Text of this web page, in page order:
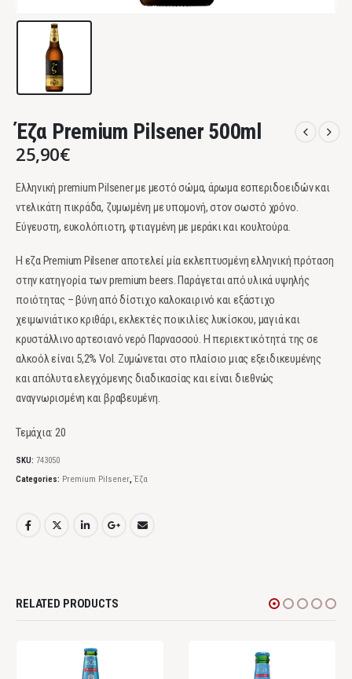
Έζα Premium Pilsener 500ml
25,90€
Ελληνική premium Pilsener με μεστό σώμα, άρωμα εσπεριδοειδών και
ντελικάτη πικράδα, ζυμωμένη με υπομονή, στον σωστό χρόνο.
Εύγευστη, ευκολόπιοτη, φτιαγμένη με μεράκι και κουλτούρα.
H εζα Premium Pilsener αποτελεί μία εκλεπτυσμένη ελληνική πρόταση
στην κατηγορία των premium beers. Παράγεται από υλικά υψηλής
ποιότητας – βύνη από δίστιχο καλοκαιρινό και εξάστιχο
χειμωνιάτικο κριθάρι, εκλεκτές ποικιλίες λυκίσκου, μαγιά και
κρυστάλλινο αρτεσιανό νερό Παρνασσού. Η περιεκτικότητά της σε
αλκοόλ είναι 5,2% Vol. Ζυμώνεται στο πλαίσιο μιας εξειδικευμένης
και απόλυτα ελεγχόμενης διαδικασίας και είναι διεθνώς
αναγνωρισμένη και βραβευμένη.
Τεμάχια: 20
SKU: 743050
Categories: Premium Pilsener,Έζα
RELATED PRODUCTS